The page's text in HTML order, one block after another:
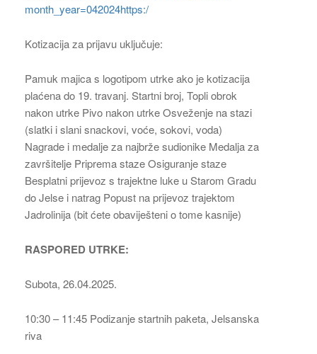
month_year=042024https:/
Kotizacija za prijavu uključuje:
Pamuk majica s logotipom utrke ako je kotizacija
plaćena do 19. travanj. Startni broj, Topli obrok
nakon utrke Pivo nakon utrke Osveženje na stazi
(slatki i slani snackovi, voće, sokovi, voda)
Nagrade i medalje za najbrže sudionike Medalja za
završitelje Priprema staze Osiguranje staze
Besplatni prijevoz s trajektne luke u Starom Gradu
do Jelse i natrag Popust na prijevoz trajektom
Jadrolinija (bit ćete obaviješteni o tome kasnije)
RASPORED UTRKE:
Subota, 26.04.2025.
10:30 – 11:45 Podizanje startnih paketa, Jelsanska
riva